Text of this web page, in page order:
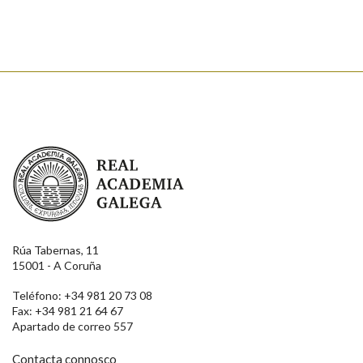
Real Academia Galega
Rúa Tabernas, 11
15001 - A Coruña
Teléfono: +34 981 20 73 08
Fax: +34 981 21 64 67
Apartado de correo 557
Contacta connosco